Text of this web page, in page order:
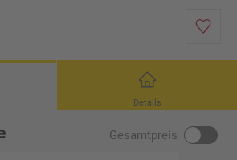
Details
Gesamtpreis